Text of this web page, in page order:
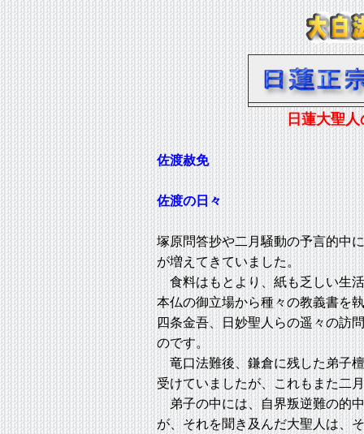
日蓮大聖
佐渡赦免
佐渡の日々
塚原問答抄や二月騒動の予言的中
が増えてきていました。
食料はもとより、紙も乏しい生
本仏の御立場から種々の教義書を
四条金吾、日妙聖人らの遥々の訪
のです。
竜口法難後、鎌倉に残した弟子
受けていましたが、これもまた二
弟子の中には、自界叛逆難の的
が、それを聞き及んだ大聖人は、